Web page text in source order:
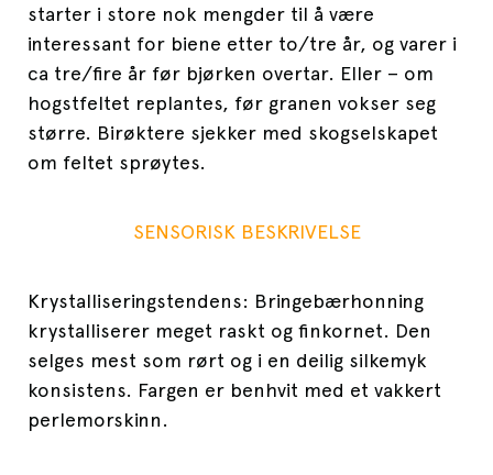
starter i store nok mengder til å være
interessant for biene etter to/tre år, og varer i
ca tre/fire år før bjørken overtar. Eller – om
hogstfeltet replantes, før granen vokser seg
større. Birøktere sjekker med skogselskapet
om feltet sprøytes.
SENSORISK BESKRIVELSE
Krystalliseringstendens: Bringebærhonning
krystalliserer meget raskt og finkornet. Den
selges mest som rørt og i en deilig silkemyk
konsistens. Fargen er benhvit med et vakkert
perlemorskinn.